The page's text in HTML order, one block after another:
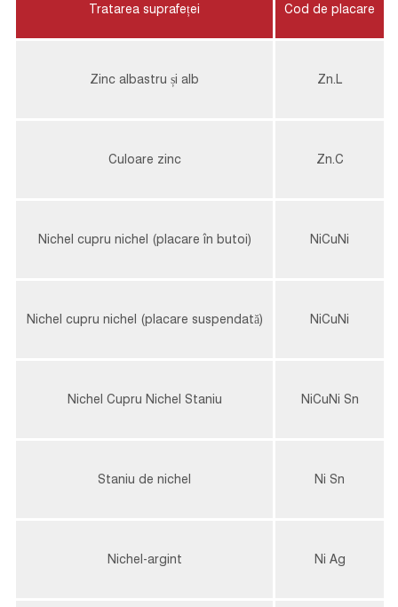
Tratarea suprafeței Cod de placare
Zinc albastru și alb Zn.L
Culoare zinc Zn.C
Nichel cupru nichel (placare în butoi) NiCuNi
Nichel cupru nichel (placare suspendată) NiCuNi
Nichel Cupru Nichel Staniu NiCuNi Sn
Staniu de nichel Ni Sn
Nichel-argint Ni Ag